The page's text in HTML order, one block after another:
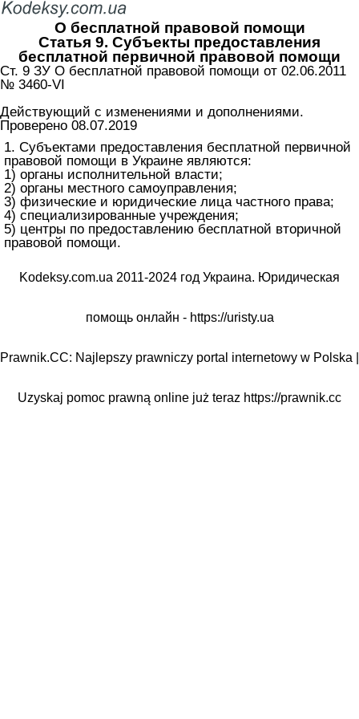
О бесплатной правовой помощи
Статья 9. Субъекты предоставления
бесплатной первичной правовой помощи
Ст. 9 ЗУ О бесплатной правовой помощи от 02.06.2011
№ 3460-VI
Действующий с изменениями и дополнениями.
Проверено 08.07.2019
1. Субъектами предоставления бесплатной первичной
правовой помощи в Украине являются:
1) органы исполнительной власти;
2) органы местного самоуправления;
3) физические и юридические лица частного права;
4) специализированные учреждения;
5) центры по предоставлению бесплатной вторичной
правовой помощи.
Kodeksy.com.ua 2011-2024 год Украина. Юридическая
помощь онлайн - https://uristy.ua
Prawnik.CC: Najlepszy prawniczy portal internetowy w Polska |
Uzyskaj pomoc prawną online już teraz https://prawnik.cc